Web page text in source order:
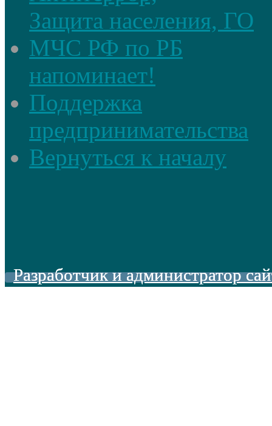
Защита населения, ГО
МЧС РФ по РБ
напоминает!
Поддержка
предпринимательства
Вернуться к началу
Разработчик и администратор